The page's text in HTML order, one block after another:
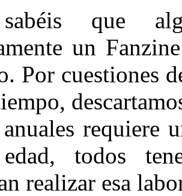
que
un
Por cuestiones
requiere
todos
realizar esa